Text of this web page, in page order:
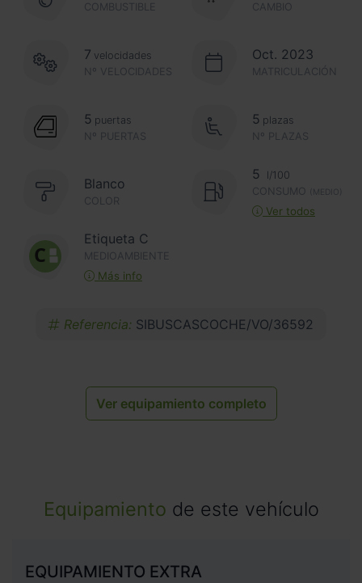
COMBUSTIBLE CAMBIO
Nº VELOCIDADES
7 velocidades Oct. 2023
MATRICULACIÓN
Nº PUERTAS
5 puertas
Nº PLAZAS
5 plazas
Blanco
COLOR
5
l/100
CONSUMO
(MEDIO)
Ver todos
Etiqueta C
MEDIOAMBIENTE
Más info
Referencia: SIBUSCASCOCHE/VO/36592
Ver equipamiento completo
Equipamiento de este vehículo
EQUIPAMIENTO EXTRA